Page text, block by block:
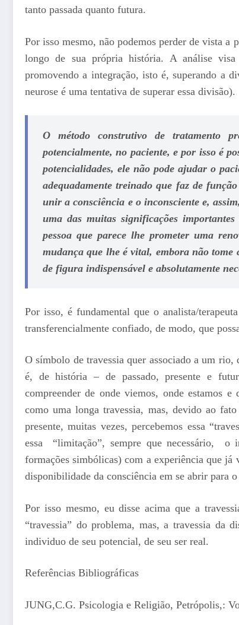
tanto passada quanto futura.
Por isso mesmo, não podemos perder de vista a
longo de sua própria história. A análise visa
promovendo a integração, isto é, superando a
neurose é uma tentativa de superar essa divisão).
O método construtivo de tratamento
potencialmente, no paciente, e por isso é
potencialidades, ele não pode ajudar o
adequadamente treinado que faz de
unir a consciência e o inconsciente e,
uma das muitas significações
pessoa que parece lhe prometer uma
mudança que lhe é vital, embora não
de figura indispensável e absolutamente
Por isso, é fundamental que o analista/
transferencialmente confiado, de modo, que
O símbolo de travessia quer associado a um
é, de história – de passado, presente e
compreender de onde viemos, onde estamos
como uma longa travessia, mas, devido ao
presente, muitas vezes, percebemos essa
essa “limitação”, sempre que necessário, o
formações simbólicas) com a experiência que
disponibilidade da consciência em se abrir para
Por isso mesmo, eu disse acima que a
“travessia” do problema, mas, a travessia da
individuo de seu potencial, de seu ser real.
Referências Bibliográficas
JUNG,C.G. Psicologia e Religião, Petrópolis,: